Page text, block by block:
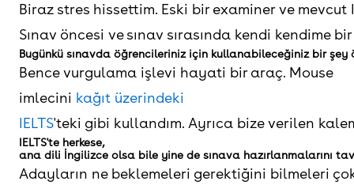
Biraz stres hissettim. Eski bir examiner ve
Sınav öncesi ve sınav sırasında kendi kendime
Bugünkü sınavda öğrencileriniz için kullanabileceğiniz bir
Bence vurgulama işlevi hayati bir araç. Mouse
imlecini kağıt üzerindeki
IELTS'teki gibi kullandım. Ayrıca bize verilen
IELTS'te herkese,
ana dili İngilizce olsa bile yine de sınava hazırlanmalarını
Adayların ne beklemeleri gerektiğini bilmeleri